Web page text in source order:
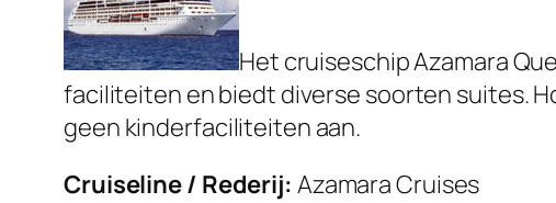
Het cruiseschip Azamara
faciliteiten en biedt diverse soorten suites.
geen kinderfaciliteiten aan.
Cruiseline / Rederij: Azamara Cruises